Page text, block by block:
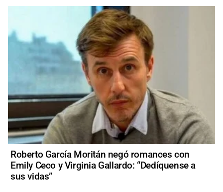
Roberto García Moritán negó romances con
Emily Ceco y Virginia Gallardo: “Dedíquense a
sus vidas”